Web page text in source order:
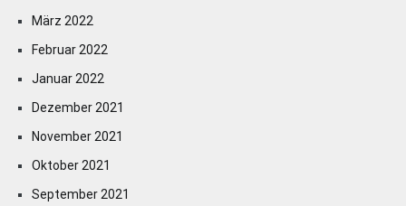
März 2022
Februar 2022
Januar 2022
Dezember 2021
November 2021
Oktober 2021
September 2021